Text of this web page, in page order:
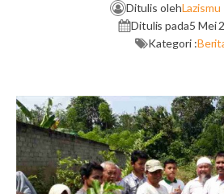
Ditulis oleh
Ditulis pada5 Mei
Kategori :